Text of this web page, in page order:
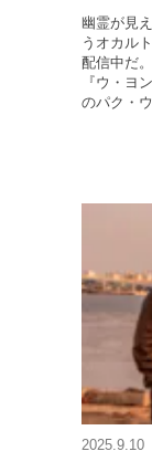
幽霊が見
うオカル
配信中だ
『ウ・ヨ
のパク・
2025.9.10